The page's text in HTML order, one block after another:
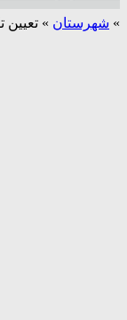
» شهرستان » تعیین تکلیف ۹ پرونده در کمیته